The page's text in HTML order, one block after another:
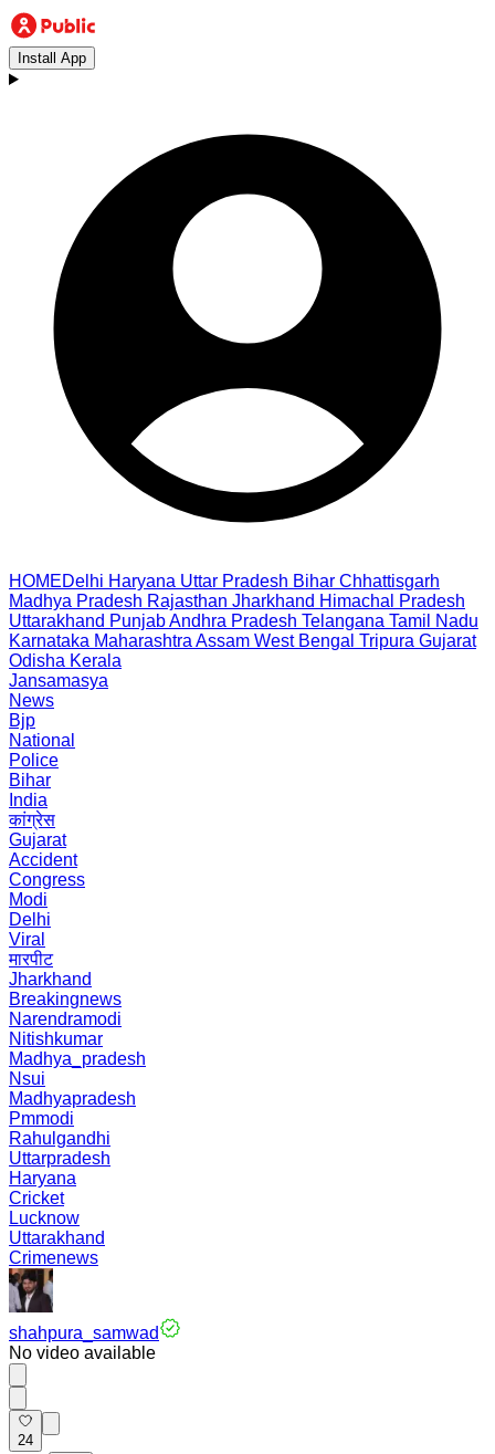
Install App
HOMEDelhi Haryana Uttar Pradesh Bihar Chhattisgarh
Madhya Pradesh Rajasthan Jharkhand Himachal Pradesh
Uttarakhand PunjabAndhra Pradesh Telangana Tamil Nadu
Karnataka Maharashtra Assam West Bengal Tripura Gujarat
Odisha Kerala
Jansamasya
News
Bjp
National
Police
Bihar
India
कांग्रेस
Gujarat
Accident
Congress
Modi
Delhi
Viral
मारपीट
Jharkhand
Breakingnews
Narendramodi
Nitishkumar
Madhya_pradesh
Nsui
Madhyapradesh
Pmmodi
Rahulgandhi
Uttarpradesh
Haryana
Cricket
Lucknow
Uttarakhand
Crimenews
shahpura_samwad
No video available
24